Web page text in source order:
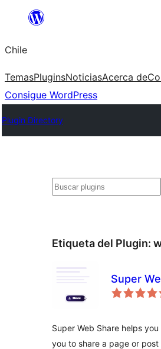
Saltar
contenido
Chile
TemasPluginsNoticiasAcerca de
Consigue WordPress
Plugin Directory
Buscar
Etiqueta del Plugin:
Super
Super Web Share helps
you to share a page or post